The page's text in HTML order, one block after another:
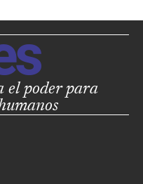
el poder para